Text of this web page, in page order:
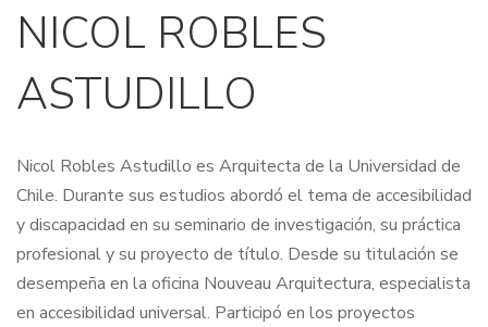
NICOL ROBLES
ASTUDILLO
Nicol Robles Astudillo es Arquitecta de la Universidad de
Chile. Durante sus estudios abordó el tema de accesibilidad
y discapacidad en su seminario de investigación, su práctica
profesional y su proyecto de título. Desde su titulación se
desempeña en la oficina Nouveau Arquitectura, especialista
en accesibilidad universal. Participó en los proyectos